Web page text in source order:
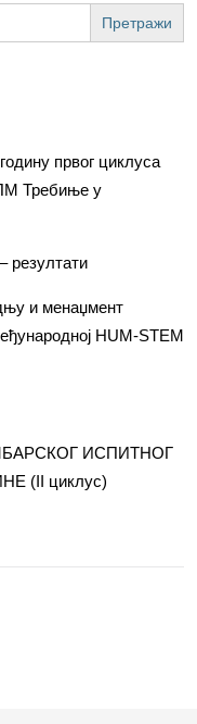
првог циклуса
Требиње у
резултати
и менаџмент
HUM-STEM
ИСПИТНОГ
(II циклус)